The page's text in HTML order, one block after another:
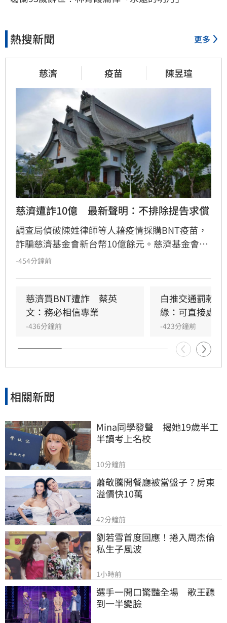
熱搜新聞 更多
慈濟 疫苗 陳昱瑄
慈濟遭詐10億　最新聲明：不排除提告求償
調查局偵破陳姓律師等人藉疫情採購BNT疫苗，
詐騙慈濟基金會新台幣10億餘元。慈濟基金會今
（7日）透過委任律師發表聲明，將配合法院審
-454分鐘前
慈濟買BNT遭詐　蔡英
文：務必相信專業
-436分鐘前
白推交通罰款
綠：可直接處理
-423分鐘前
相關新聞
Mina同學發聲　揭她19歲半工
半讀考上名校
10分鐘前
蕭敬騰開餐廳被當盤子？房東
溢價快10萬
42分鐘前
劉若雪首度回應！捲入周杰倫
私生子風波
1小時前
選手一開口驚豔全場　歌王聽
到一半變臉